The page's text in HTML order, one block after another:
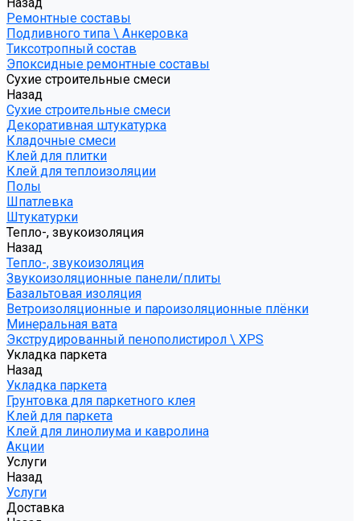
Ремонтные составы
Подливного типа \ Анкеровка
Тиксотропный состав
Эпоксидные ремонтные составы
Сухие строительные смеси
Назад
Сухие строительные смеси
Декоративная штукатурка
Кладочные смеси
Клей для плитки
Клей для теплоизоляции
Полы
Шпатлевка
Штукатурки
Тепло-, звукоизоляция
Назад
Тепло-, звукоизоляция
Звукоизоляционные панели/плиты
Базальтовая изоляция
Ветроизоляционные и пароизоляционные плёнки
Минеральная вата
Экструдированный пенополистирол \ XPS
Укладка паркета
Назад
Укладка паркета
Грунтовка для паркетного клея
Клей для паркета
Клей для линолиума и кавролина
Акции
Услуги
Назад
Услуги
Доставка